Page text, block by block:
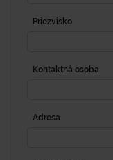
Priezvisko
Kontaktná osoba
Adresa